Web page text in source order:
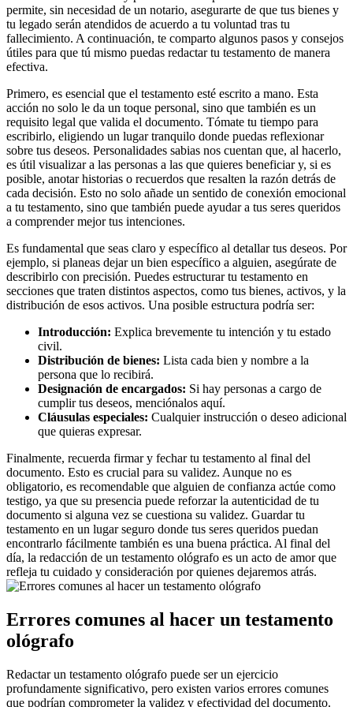
permite, sin necesidad de un notario, asegurarte de que tus bienes y
tu legado serán atendidos de acuerdo a tu voluntad tras tu
fallecimiento. A continuación, te comparto algunos pasos y consejos
útiles para que tú mismo puedas redactar tu testamento de manera
efectiva.
Primero, es esencial que el testamento esté escrito a mano. Esta
acción no solo le da un toque personal, sino que también es un
requisito legal que valida el documento. Tómate tu tiempo para
escribirlo, eligiendo un lugar tranquilo donde puedas reflexionar
sobre tus deseos. Personalidades sabias nos cuentan que, al hacerlo,
es útil visualizar a las personas a las que quieres beneficiar y, si es
posible, anotar historias o recuerdos que resalten la razón detrás de
cada decisión. Esto no solo añade un sentido de conexión emocional
a tu testamento, sino que también puede ayudar a tus seres queridos
a comprender mejor tus intenciones.
Es fundamental que seas claro y específico al detallar tus deseos. Por
ejemplo, si planeas dejar un bien específico a alguien, asegúrate de
describirlo con precisión. Puedes estructurar tu testamento en
secciones que traten distintos aspectos, como tus bienes, activos, y la
distribución de esos activos. Una posible estructura podría ser:
Introducción: Explica brevemente tu intención y tu estado
civil.
Distribución de bienes: Lista cada bien y nombre a la
persona que lo recibirá.
Designación de encargados: Si hay personas a cargo de
cumplir tus deseos, menciónalos aquí.
Cláusulas especiales: Cualquier instrucción o deseo adicional
que quieras expresar.
Finalmente, recuerda firmar y fechar tu testamento al final del
documento. Esto es crucial para su validez. Aunque no es
obligatorio, es recomendable que alguien de confianza actúe como
testigo, ya que su presencia puede reforzar la autenticidad de tu
documento si alguna vez se cuestiona su validez. Guardar tu
testamento en un lugar seguro donde tus seres queridos puedan
encontrarlo fácilmente también es una buena práctica. Al final del
día, la redacción de un testamento ológrafo es un acto de amor que
refleja tu cuidado y consideración por quienes dejaremos atrás.
Errores comunes al hacer un testamento
ológrafo
Redactar un testamento ológrafo puede ser un ejercicio
profundamente significativo, pero existen varios errores comunes
que podrían comprometer la validez y efectividad del documento.